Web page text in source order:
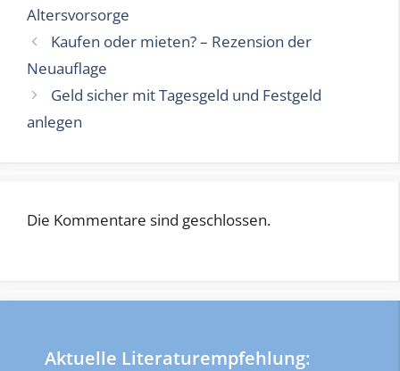
Altersvorsorge
Kaufen oder mieten? – Rezension der
Neuauflage
Geld sicher mit Tagesgeld und Festgeld
anlegen
Die Kommentare sind geschlossen.
Aktuelle Literaturempfehlung: